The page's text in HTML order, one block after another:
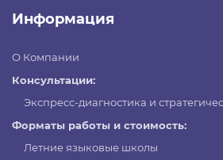
Информация
О Компании
Консультации:
Экспресс-диагностика и
Форматы работы и стоимость:
Летние языковые школы